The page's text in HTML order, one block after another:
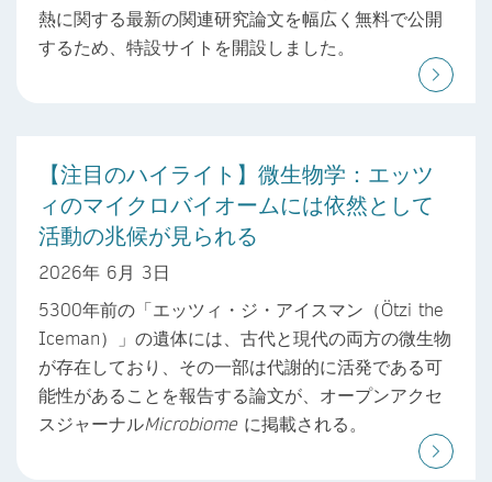
熱に関する最新の関連研究論文を幅広く無料で公開
するため、特設サイトを開設しました。
【注目のハイライト】微生物学：エッツ
ィのマイクロバイオームには依然として
活動の兆候が見られる
2026年 6月 3日
5300年前の「エッツィ・ジ・アイスマン（Ötzi the
Iceman）」の遺体には、古代と現代の両方の微生物
が存在しており、その一部は代謝的に活発である可
能性があることを報告する論文が、オープンアクセ
スジャーナルMicrobiome に掲載される。